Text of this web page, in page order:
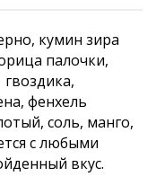
кумин зира
палочки,
фенхель
соль, манго,
с любыми
вкус.